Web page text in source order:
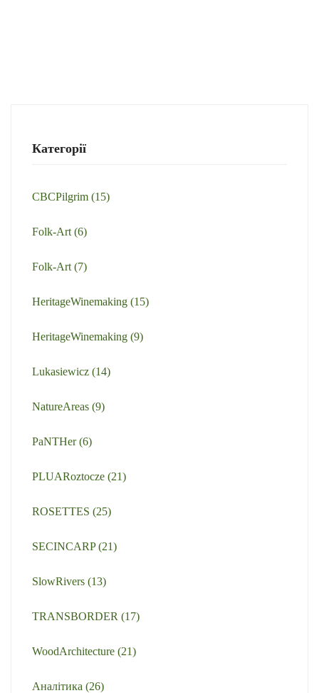
Категорії
CBCPilgrim (15)
Folk-Art (6)
Folk-Art (7)
HeritageWinemaking (15)
HeritageWinemaking (9)
Lukasiewicz (14)
NatureAreas (9)
PaNTHer(6)
PLUARoztocze (21)
ROSETTES (25)
SECINCARP(21)
SlowRivers (13)
TRANSBORDER (17)
WoodArchitecture (21)
Аналітика (26)